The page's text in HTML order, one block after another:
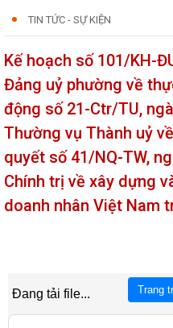
TIN TỨC - SỰ KIỆN
Kế hoạch số 101/KH-
Đảng uỷ phường về
động số 21-Ctr/TU,
Thường vụ Thành uỷ
quyết số 41/NQ-TW,
Chính trị về xây dựng
doanh nhân Việt Nam